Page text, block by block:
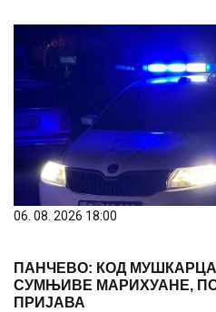
06. 08. 2026 18:00
ПАНЧЕВО: КОД
СУМЊИВЕ МАРИХУАНЕ,
ПРИЈАВА